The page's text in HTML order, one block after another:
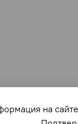
на